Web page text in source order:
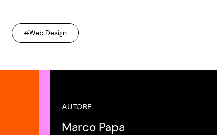
#Web Design
AUTORE
Marco Papa